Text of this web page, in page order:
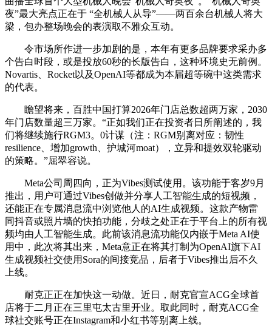
夜”最大亮点正在于 “全机械人从导”——两百余台机械人将大
梁，包办整场晚会的表演取不雅众互动。
令市场所作进一步加剧的是，本年有更多品牌要求采办多
个告白时段，或是投放60秒的长版告白，这种环境史无前例。
Novartis、Rocket以及OpenAI等都成为本届超等碗中这类需求
的代表。
瞻望将来，百胜中国打算2026年门店总数超两万家，2030
年门店数量超三万家。“正如我们正在投资者日所阐述的，我
们将继续施行RGM3。0计谋（注：RGM别离对应：韧性
resilience、增加growth、护城河moat），立异和提效双轮驱动
的策略。”屈翠容说。
Meta公司周四向，正为Vibes测试使用。该功能于客岁9月
推出，用户可通过Vibes创做并分享人工智能生成的短视频，
还能正在专属消息流中浏览他人的AI生成视频。这款产物雷
同抖音或照片墙的快拍功能，分歧之处正在于平台上的所有视
频均由人工智能生成。此前该消息流功能仅内嵌于Meta AI使
用中，此次将其出来，Meta意正在将其打制为OpenAI旗下AI
生成视频社交使用Sora的间接竞品，后者于Vibes推出后不久
上线。
耐克正正在加快这一动做。近日，耐克官宣ACG全球首
店将于二月正在三里屯太古里开业。取此同时，耐克ACG全
球社交账号正在Instagram和小红书等别离上线。